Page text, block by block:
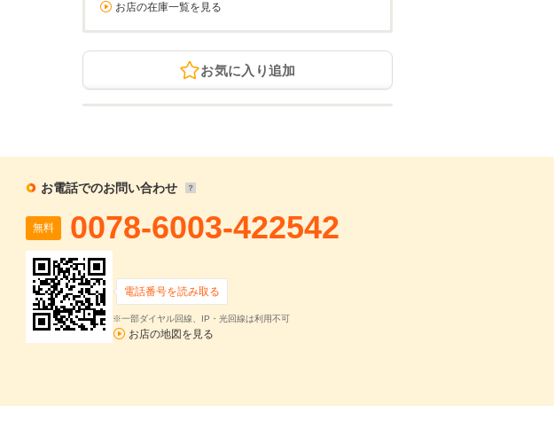
お店の在庫一覧を見る
お気に入り追加
お電話でのお問い合わせ
無料 0078-6003-422542
電話番号を読み取る
※一部ダイヤル回線、IP・光回線は利用不可
お店の地図を見る